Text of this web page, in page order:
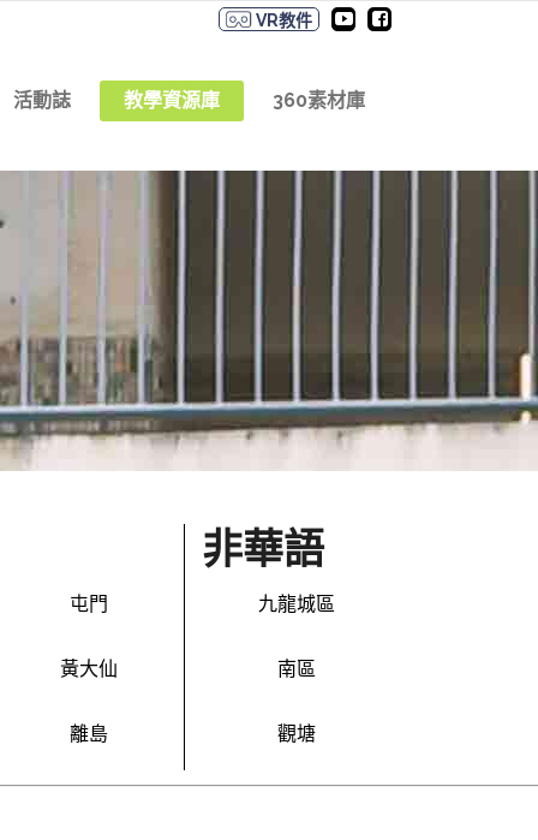
VR教件
活動誌 教學資源庫 360素材庫
屯門
黃大仙
離島
非華語
九龍城區
南區
觀塘